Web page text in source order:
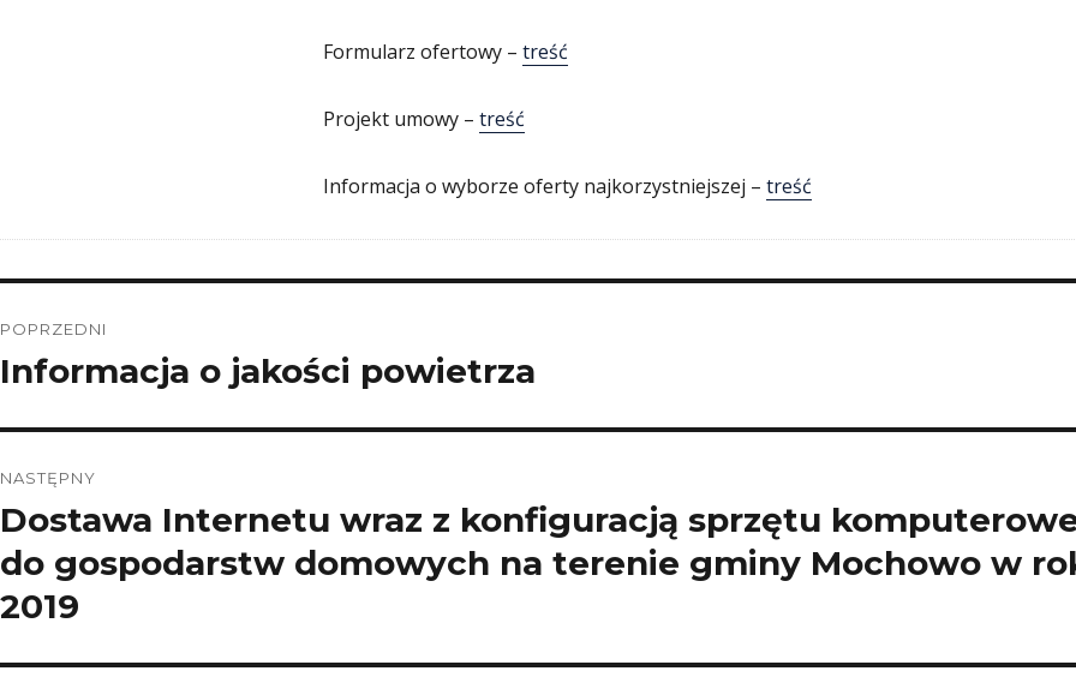
Formularz ofertowy – treść
Projekt umowy – treść
Informacja o wyborze oferty najkorzystniejszej – treść
wpisu
POPRZEDNI
Poprzedni
Informacja o jakości powietrza
NASTĘPNY
Następny
wpis:
Dostawa Internetu wraz z konfiguracją sprzętu
do gospodarstw domowych na terenie gminy Mochowo w
2019